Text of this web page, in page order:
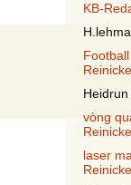
KB-
vòng
laser